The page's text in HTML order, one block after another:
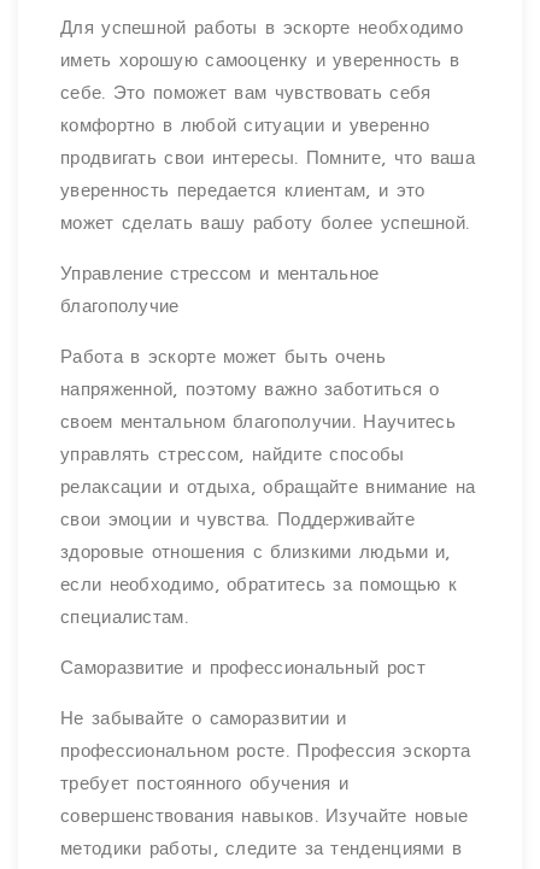
Для успешной работы в эскорте необходимо
иметь хорошую самооценку и уверенность в
себе. Это поможет вам чувствовать себя
комфортно в любой ситуации и уверенно
продвигать свои интересы. Помните, что ваша
уверенность передается клиентам, и это
может сделать вашу работу более успешной.
Управление стрессом и ментальное
благополучие
Работа в эскорте может быть очень
напряженной, поэтому важно заботиться о
своем ментальном благополучии. Научитесь
управлять стрессом, найдите способы
релаксации и отдыха, обращайте внимание на
свои эмоции и чувства. Поддерживайте
здоровые отношения с близкими людьми и,
если необходимо, обратитесь за помощью к
специалистам.
Саморазвитие и профессиональный рост
Не забывайте о саморазвитии и
профессиональном росте. Профессия эскорта
требует постоянного обучения и
совершенствования навыков. Изучайте новые
методики работы, следите за тенденциями в